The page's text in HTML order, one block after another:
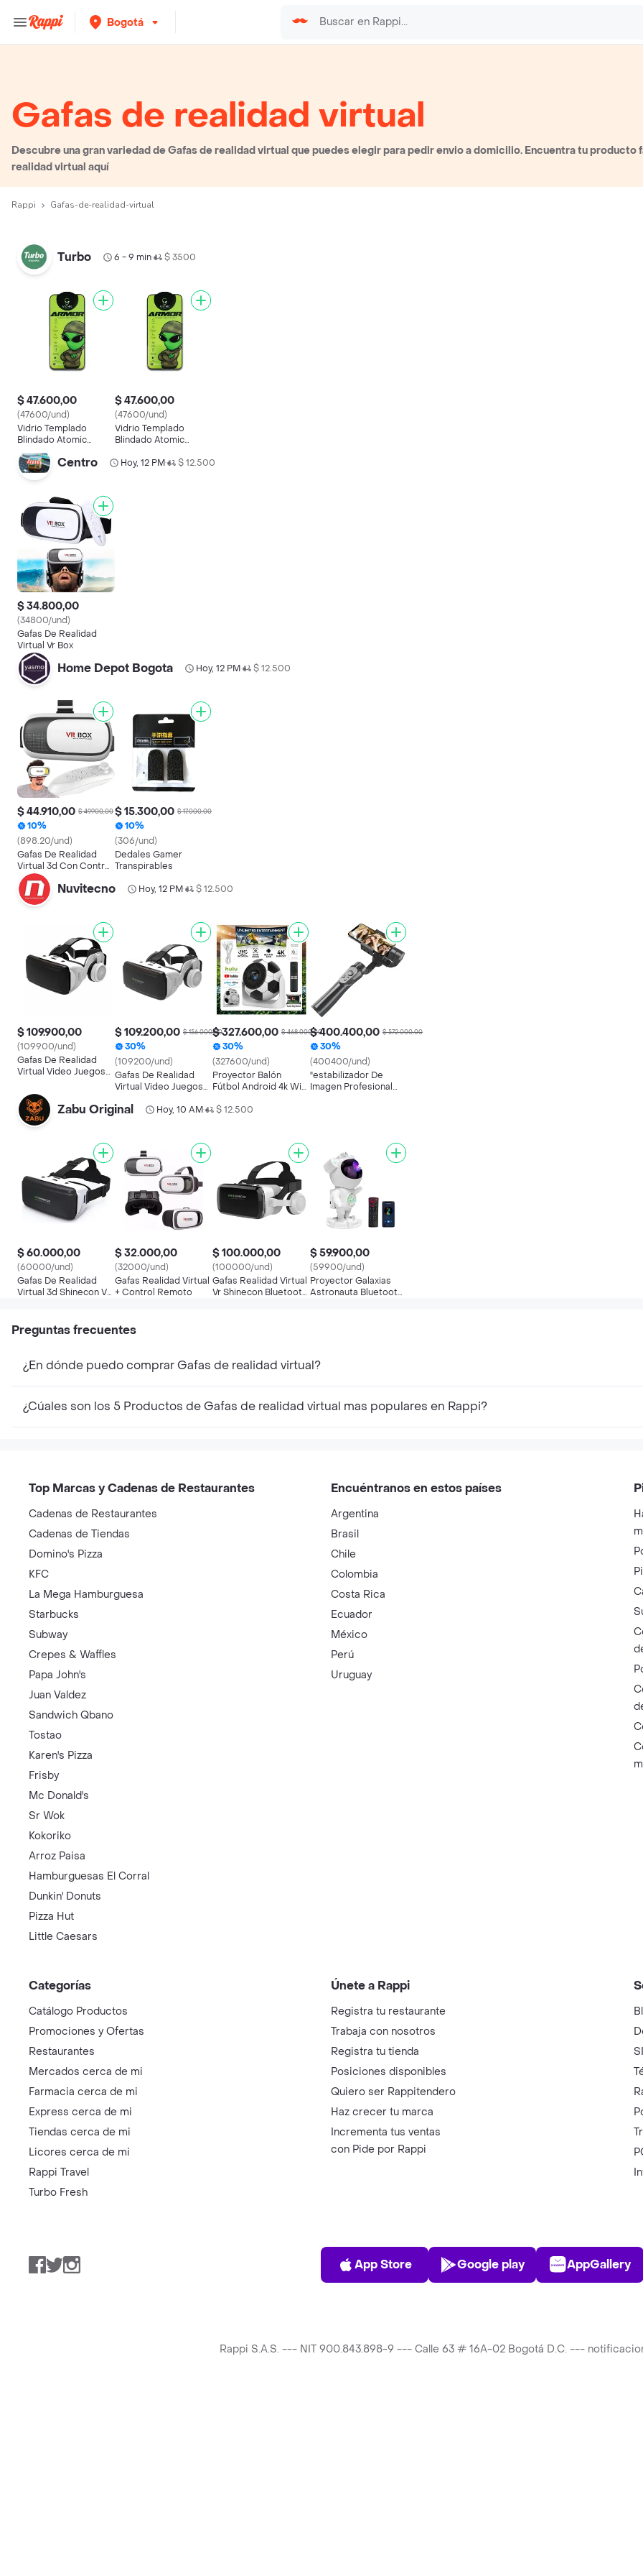
Bogotá
Gafas de realidad virtual
Descubre una gran variedad de Gafas de realidad virtual que puedes elegir para pedir envio a domicilio. Encuentra tu producto
realidad virtual aquí
Rappi Gafas-de-realidad-virtual
Turbo 6 - 9 min• $ 3500
$ 47.600,00
(47600/und)
Vidrio Templado
Blindado Atomic
Iphone 13/13 Pro/14/14
Pro
$ 47.600,00
(47600/und)
Vidrio Templado
Blindado Atomic
Centro Hoy, 12 PM• $ 12.500
$ 34.800,00
(34800/und)
Gafas De Realidad
Virtual Vr Box
Home Depot Bogota Hoy, 12 PM• $ 12.500
$ 44.910,00 $ 49.900,00
10%
(898.20/und)
Gafas De Realidad
Virtual 3d Con Control
Bluetooth - Vr Box
$ 15.300,00 $ 17.000,00
10%
(306/und)
Dedales Gamer
Transpirables
Nuvitecno Hoy, 12 PM• $ 12.500
$ 109.900,00
(109900/und)
Gafas De Realidad
Virtual Video Juegos
Integrados
$ 109.200,00 $ 156.000,00
30%
(109200/und)
Gafas De Realidad
Virtual Video Juegos
Integrados
$ 327.600,00 $ 468.000,00
30%
(327600/und)
Proyector Balón
Fútbol Android 4k Wifi
200 Ansi
$ 400.400,00 $ 572.000,00
30%
(400400/und)
"estabilizador De
Imagen Profesional
Zabu Original Hoy, 10 AM• $ 12.500
$ 60.000,00
(60000/und)
Gafas De Realidad
Virtual 3d Shinecon Vr
$ 32.000,00
(32000/und)
Gafas Realidad Virtual
+ Control Remoto
$ 100.000,00
(100000/und)
Gafas Realidad Virtual
Vr Shinecon Bluetooth
$ 59.900,00
(59900/und)
Proyector Galaxias
Astronauta Bluetooth
Preguntas frecuentes
¿En dónde puedo comprar Gafas de realidad virtual?
¿Cúales son los 5 Productos de Gafas de realidad virtual mas populares en Rappi?
Top Marcas y Cadenas de Restaurantes
Cadenas de Restaurantes
Cadenas de Tiendas
Domino's Pizza
KFC
La Mega Hamburguesa
Starbucks
Subway
Crepes & Waffles
Papa John's
Juan Valdez
Sandwich Qbano
Tostao
Karen's Pizza
Frisby
Mc Donald's
Sr Wok
Kokoriko
Arroz Paisa
Hamburguesas El Corral
Dunkin' Donuts
Pizza Hut
Little Caesars
Encuéntranos en estos países
Argentina
Brasil
Chile
Colombia
Costa Rica
Ecuador
México
Perú
Uruguay
Categorías
Catálogo Productos
Promociones y Ofertas
Restaurantes
Mercados cerca de mi
Farmacia cerca de mi
Express cerca de mi
Tiendas cerca de mi
Licores cerca de mi
Rappi Travel
Turbo Fresh
Únete a Rappi
Registra tu restaurante
Trabaja con nosotros
Registra tu tienda
Posiciones disponibles
Quiero ser Rappitendero
Haz crecer tu marca
Incrementa tus ventas
con Pide por Rappi
Facebook
TwitterInstagram
App Store
App Store
Play Store
Google play AppGallery
Rappi S.A.S. --- NIT 900.843.898-9 --- Calle 63 # 16A-02 Bogotá D.C. ---